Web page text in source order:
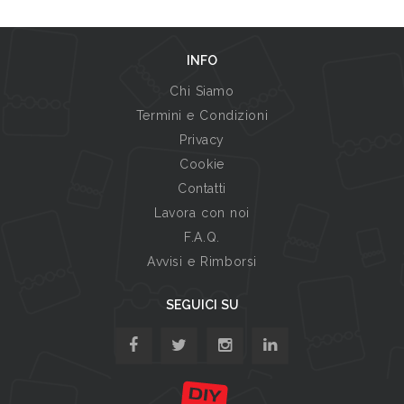
INFO
Chi Siamo
Termini e Condizioni
Privacy
Cookie
Contatti
Lavora con noi
F.A.Q.
Avvisi e Rimborsi
SEGUICI SU